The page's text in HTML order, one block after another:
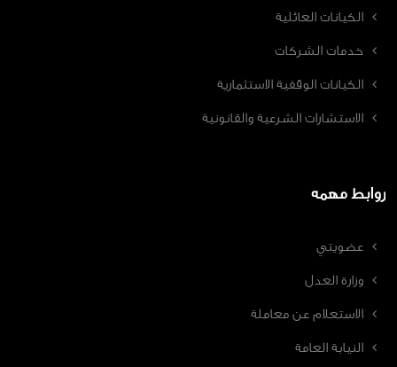
الكيانات العائلية
خدمات الشركات
الكيانات الوقفية الاستثمارية
الاستشارات الشرعية والقانونية
روابط مهمه
عضويتي
وزارة العدل
الاستعلام عن معاملة
النيابة العامة